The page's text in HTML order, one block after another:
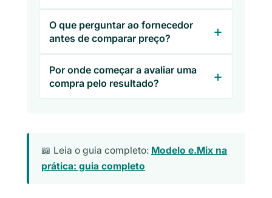
O que perguntar ao fornecedor
antes de comparar preço?
Por onde começar a avaliar uma
compra pelo resultado?
📖 Leia o guia completo: Modelo e.Mix na
prática: guia completo